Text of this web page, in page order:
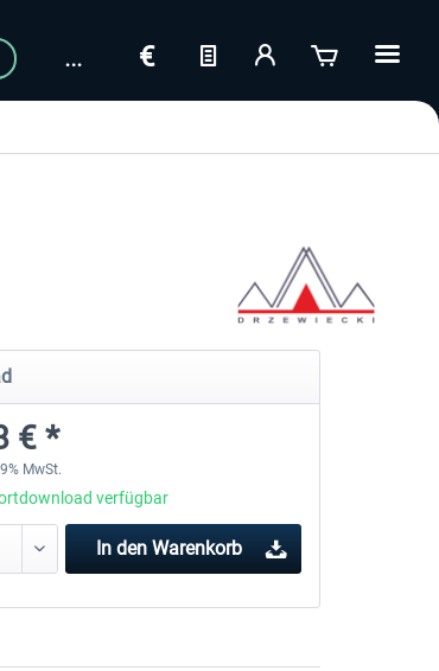
€ *
MwSt.
verfügbar
In den Warenkorb